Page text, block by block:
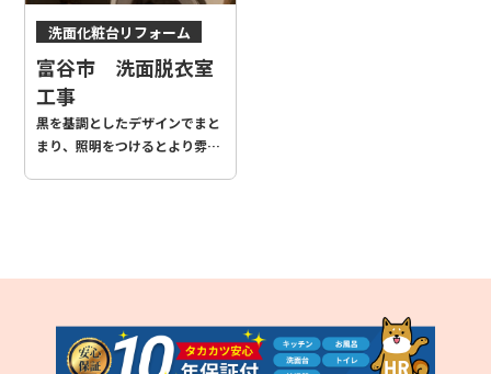
洗面化粧台リフォーム
富谷市 洗面脱衣室
工事
黒を基調としたデザインでまと
まり、照明をつけるとより雰囲